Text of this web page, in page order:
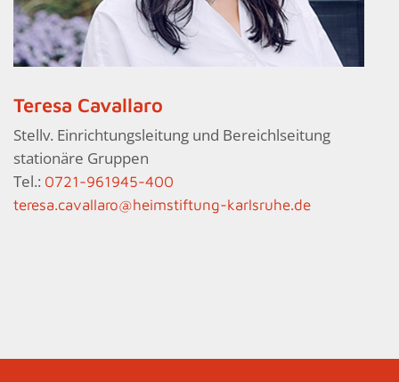
Teresa Cavallaro
Stellv. Einrichtungsleitung und Bereichlseitung
stationäre Gruppen
Tel.: 0721-961945-400
teresa.cavallaro@heimstiftung-karlsruhe.de